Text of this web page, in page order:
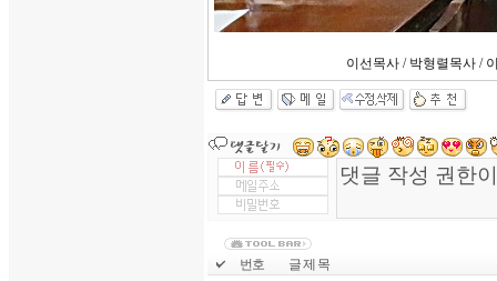
이선목사 / 박형렬목사 /
번호 글 제 목